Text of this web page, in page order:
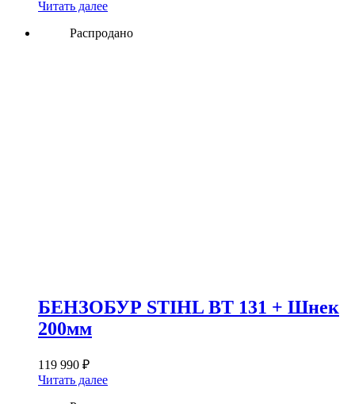
Читать далее
Распродано
БЕНЗОБУР STIHL BT 131 + Шнек
200мм
119 990 ₽
Читать далее